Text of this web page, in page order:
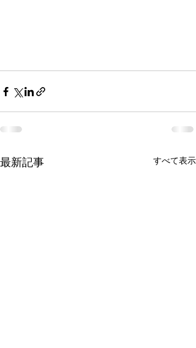
最新記事 すべて表示